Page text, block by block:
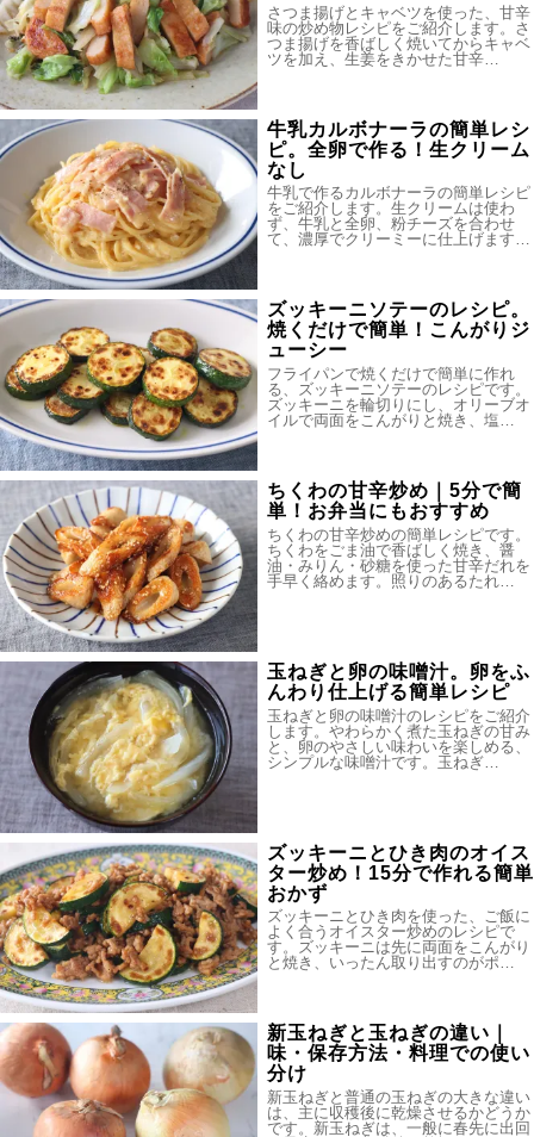
さつま揚げとキャベツを使った、甘辛
味の炒め物レシピをご紹介します。さ
つま揚げを香ばしく焼いてからキャベ
ツを加え、生姜をきかせた甘辛…
牛乳カルボナーラの簡単レシ
ピ。全卵で作る！生クリーム
なし
牛乳で作るカルボナーラの簡単レシピ
をご紹介します。生クリームは使わ
ず、牛乳と全卵、粉チーズを合わせ
て、濃厚でクリーミーに仕上げます…
ズッキーニソテーのレシピ。
焼くだけで簡単！こんがりジ
ューシー
フライパンで焼くだけで簡単に作れ
る、ズッキーニソテーのレシピです。
ズッキーニを輪切りにし、オリーブオ
イルで両面をこんがりと焼き、塩…
ちくわの甘辛炒め｜5分で簡
単！お弁当にもおすすめ
ちくわの甘辛炒めの簡単レシピです。
ちくわをごま油で香ばしく焼き、醤
油・みりん・砂糖を使った甘辛だれを
手早く絡めます。照りのあるたれ…
玉ねぎと卵の味噌汁。卵をふ
んわり仕上げる簡単レシピ
玉ねぎと卵の味噌汁のレシピをご紹介
します。やわらかく煮た玉ねぎの甘み
と、卵のやさしい味わいを楽しめる、
シンプルな味噌汁です。玉ねぎ…
ズッキーニとひき肉のオイス
ター炒め！15分で作れる簡単
おかず
ズッキーニとひき肉を使った、ご飯に
よく合うオイスター炒めのレシピで
す。ズッキーニは先に両面をこんがり
と焼き、いったん取り出すのがポ…
新玉ねぎと玉ねぎの違い｜
味・保存方法・料理での使い
分け
新玉ねぎと普通の玉ねぎの大きな違い
は、主に収穫後に乾燥させるかどうか
です。新玉ねぎは、一般に春先に出回